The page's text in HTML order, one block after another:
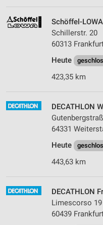
Schöffel-
Schillerstr. 20
60313
Heute
423,35 km
DECATHLON
64331
Heute
443,63 km
DECATHLON
Limescorso 19
60439